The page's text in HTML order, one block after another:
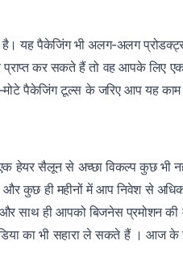
है। यह पैकेजिंग भी अलग-अलग
कर सकते हैं तो वह आपके लिए
पैकेजिंग टूल्स के जरिए आप यह
हेयर सैलून से अच्छा विकल्प कुछ भी
और कुछ ही महीनों में आप निवेश से
ही आपको बिजनेस प्रमोशन की
का भी सहारा ले सकते हैं । आज के